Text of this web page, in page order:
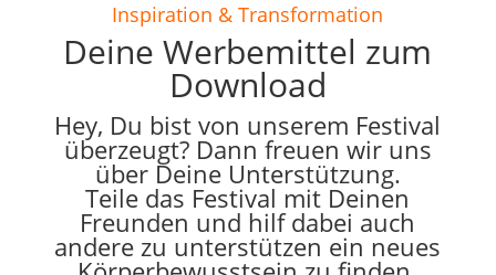
Inspiration & Transformation
Deine Werbemittel zum
Download
Hey, Du bist von unserem Festival
überzeugt? Dann freuen wir uns
über Deine Unterstützung.
Teile das Festival mit Deinen
Freunden und hilf dabei auch
andere zu unterstützen ein neues